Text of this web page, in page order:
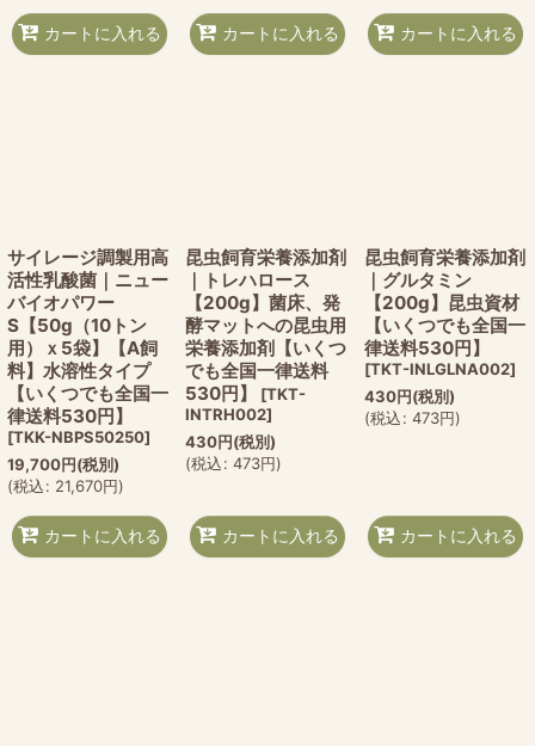
カートに入れる カートに入れる カートに入れる
サイレージ調製用高
活性乳酸菌｜ニュー
バイオパワー
S【50g（10トン
用）ｘ5袋】【A飼
料】水溶性タイプ
【いくつでも全国一
律送料530円】
[TKK-NBPS50250]
19,700円(税別)
(税込: 21,670円)
カートに入れる
昆虫飼育栄養添加剤
｜トレハロース
【200g】菌床、発
酵マットへの昆虫用
栄養添加剤【いくつ
でも全国一律送料
530円】
[TKT-
INTRH002]
430円(税別)
(税込: 473円)
カートに入れる
昆虫飼育栄養添加剤
｜グルタミン
【200g】昆虫資材
【いくつでも全国一
律送料530円】
[TKT-INLGLNA002]
430円(税別)
(税込: 473円)
カートに入れる